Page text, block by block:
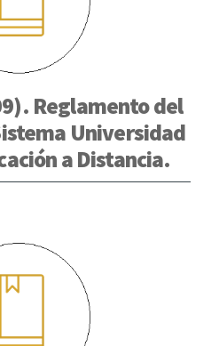
Reglamento del
Universidad
a Distancia.